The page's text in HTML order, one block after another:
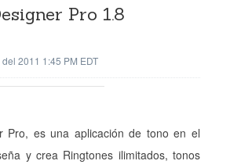
Pro 1.8
2011 1:45 PM EDT
Pro, es una aplicación de tono en el
y crea Ringtones ilimitados, tonos